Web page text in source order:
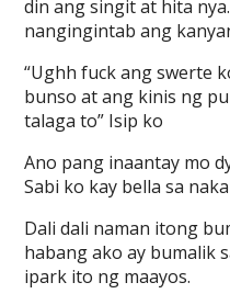
din ang singit at hita
nangingintab ang
“Ughh fuck ang swerte
bunso at ang kinis ng
talaga to” Isip ko
Ano pang inaantay mo
Sabi ko kay bella sa
Dali dali naman itong
habang ako ay bumalik
ipark ito ng maayos.